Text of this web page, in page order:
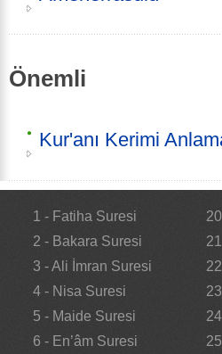
Önemli
Kur'anı Kerimi
1 - Fatiha Suresi
2 - Bakara Suresi
3 - Ali İmran Suresi
4 - Nisa Suresi
5 - Maide Suresi
6 - En’âm Suresi